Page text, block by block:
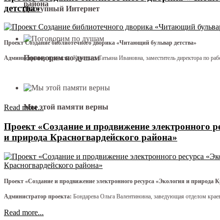
района
Доступный Интернет
Поговорим по душам
Мы этой памяти верны
детства»
Проект Создание библиотечного дворика «Читающий бульвар детства»
Администратор проекта:Коротких Татьяна Ивановна, заместитель директора по
Read more...
Проект «Создание и продвижение электронного
и природа Красногвардейского района»
Проект «Создание и продвижение электронного ресурса «Экология и природа
Администратор проекта: Бондарева Ольга Валентиновна, заведующая отделом
Read more...